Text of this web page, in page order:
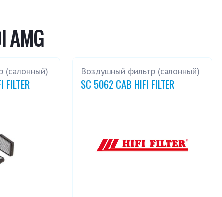
AMG
(салонный) Воздушный фильтр (салонный)
SC 5062 CAB HIFI FILTER